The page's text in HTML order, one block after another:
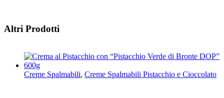
Altri Prodotti
Creme Spalmabili, Creme Spalmabili Pistacchio e Cioccolato